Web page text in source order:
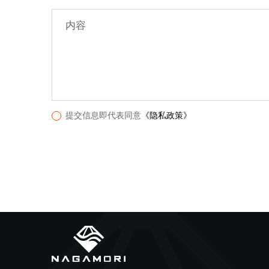
内容
提交信息即代表同意《隐私政策》